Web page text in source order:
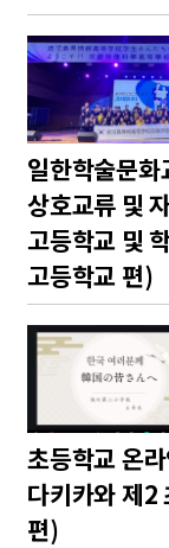
일한학술문
상호교류 및
고등학교 및
고등학교 편)
초등학교 온
다키카와 제2
편)